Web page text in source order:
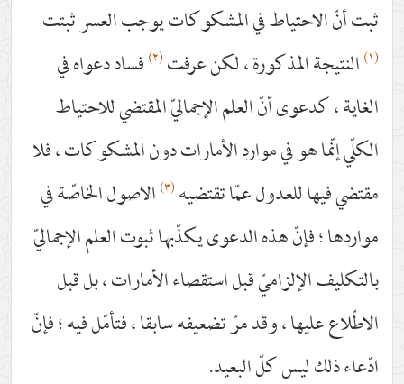
في المشكوكات يوجب العسر ثبتت
، لكن عرفت(٢) فساد دعواه في
أنّ العلم الإجماليّ المقتضي للاحتياط
في موارد الأمارات دون المشكوكات ، فلا
عمّا تقتضيه(٣) الاصول الخاصّة في
هذه الدعوى يكذّبها ثبوت العلم الإجماليّ
قبل استقصاء الأمارات ، بل قبل
، وقد مرّ تضعيفه سابقا ، فتأمّل فيه ؛ فإنّ
كلّ البعيد.